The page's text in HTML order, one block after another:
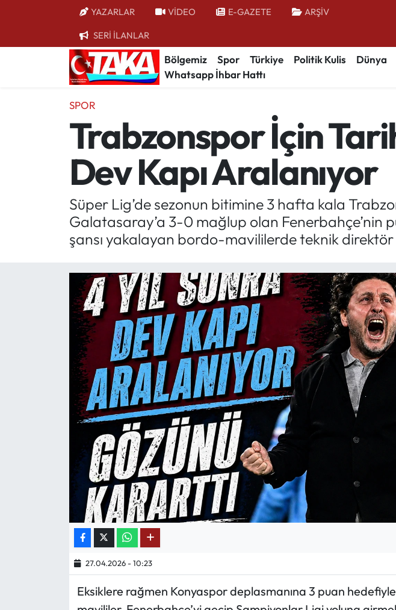
YAZARLAR VİDEO E-GAZETE ARŞİV
SERİ İLANLAR
Bölgemiz Spor Türkiye Politik Kulis Dünya
Whatsapp İhbar Hattı
SPOR
Trabzonspor İçin
Dev Kapı Aralanıyor
Süper Lig’de sezonun bitimine 3 hafta kala
Galatasaray’a 3-0 mağlup olan Fenerbahçe’nin
şansı yakalayan bordo-mavililerde teknik
27.04.2026 - 10:23
Eksiklere rağmen Konyaspor deplasmanına 3 puan
Bölgemiz
Kültür/Sanat
Politik Kulis
Mektup Galeri
Röportaj
Köşe Yazıları
Karikatür Galeri
ASTROLOJİ
Spor Yazıları
Mektup Galeri
Ekonomi
Trabzon Nöbetçi Eczaneler
Trabzon Hava Durumu
Trabzon Trafik Yoğunluk Haritası
Süper Lig Puan Durumu ve Fikstür
Tüm Manşetler
Son Dakika Haberleri
Haber Arşivi